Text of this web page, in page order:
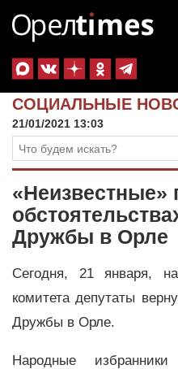
СОЦИАЛЬНЫЕ
21/01/2021 13:03
«Неизвестные»
Дружбы в Орле
Сегодня, 21 января,
комитета депутаты
Дружбы в Орле.
Народные